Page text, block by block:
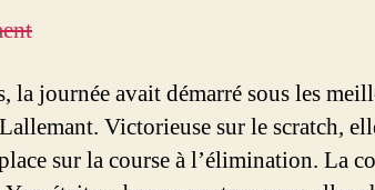
la journée avait démarré sous les
Victorieuse sur le scratch,
sur la course à l’élimination. La